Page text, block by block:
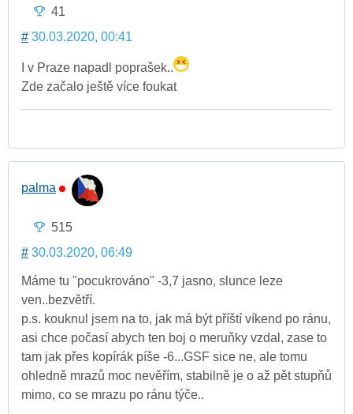
41
# 30.03.2020, 00:41
I v Praze napadl poprašek..
Zde začalo ještě více foukat
palma
515
# 30.03.2020, 06:49
Máme tu "pocukrováno" -3,7 jasno, slunce leze
ven..bezvětří.
p.s. kouknul jsem na to, jak má být příští víkend po ránu,
asi chce počasí abych ten boj o meruňky vzdal, zase to
tam jak přes kopírák píše -6...GSF sice ne, ale tomu
ohledně mrazů moc nevěřím, stabilně je o až pět stupňů
mimo, co se mrazu po ránu týče..